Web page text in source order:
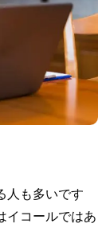
人も多いです
イコールではあ